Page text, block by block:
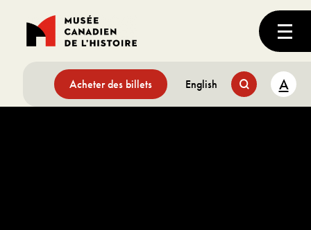
Acheter des billets English A